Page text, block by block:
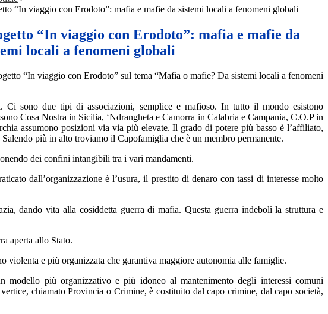
“In viaggio con Erodoto”: mafia e mafie da sistemi locali a fenomeni globali
“In viaggio con Erodoto”: mafia e mafie da
locali a fenomeni globali
“In viaggio con Erodoto” sul tema “Mafia o mafie? Da sistemi locali a fenomeni
Ci sono due tipi di associazioni, semplice e mafioso. In tutto il mondo esistono
Cosa Nostra in Sicilia, ‘Ndrangheta e Camorra in Calabria e Campania, C.O.P in
assumono posizioni via via più elevate. Il grado di potere più basso è l’affiliato,
più in alto troviamo il Capofamiglia che è un membro permanente.
dei confini intangibili tra i vari mandamenti.
dall’organizzazione è l’usura, il prestito di denaro con tassi di interesse molto
dando vita alla cosiddetta guerra di mafia. Questa guerra indebolì la struttura e
aperta allo Stato.
violenta e più organizzata che garantiva maggiore autonomia alle famiglie.
modello più organizzativo e più idoneo al mantenimento degli interessi comuni
chiamato Provincia o Crimine, è costituito dal capo crimine, dal capo società,